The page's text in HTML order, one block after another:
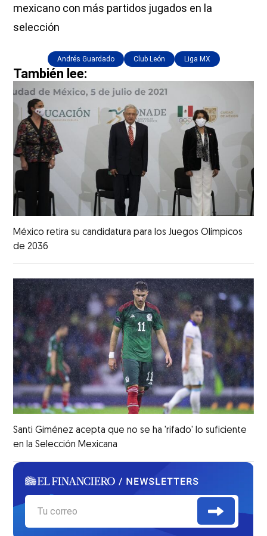
mexicano con más partidos jugados en la
selección
Andrés Guardado Club León Liga MX
También lee:
México retira su candidatura para los Juegos Olímpicos
de 2036
Santi Giménez acepta que no se ha 'rifado' lo suficiente
en la Selección Mexicana